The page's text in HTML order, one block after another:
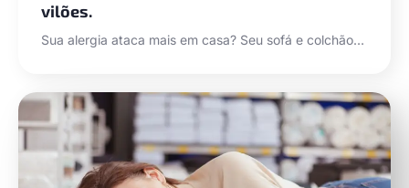
vilões.
Sua alergia ataca mais em casa? Seu sofá e colchão…